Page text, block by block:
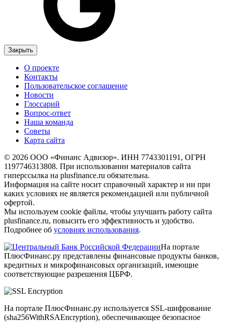
Закрыть
О проекте
Контакты
Пользовательское соглашение
Новости
Глоссарий
Вопрос-ответ
Наша команда
Советы
Карта сайта
© 2026 ООО «Финанс Адвизор». ИНН 7743301191, ОГРН
1197746313808. При использовании материалов сайта
гиперссылка на plusfinance.ru обязательна.
Информация на сайте носит справочный характер и ни при
каких условиях не является рекомендацией или публичной
офертой.
Мы используем cookie файлы, чтобы улучшить работу сайта
plusfinance.ru, повысить его эффективность и удобство.
Подробнее об условиях использования.
На портале
ПлюсФинанс.ру представлены финансовые продукты банков,
кредитных и микрофинансовых организаций, имеющие
соответствующие разрешения ЦБРФ.
На портале ПлюсФинанс.ру используется SSL-шифрование
(sha256WithRSAEncryption), обеспечивающее безопасное